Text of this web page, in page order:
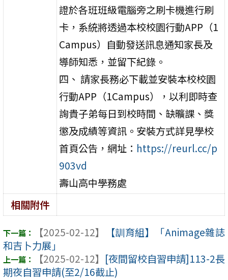
證於各班班級電腦旁之刷卡機進行刷
卡，系統將透過本校校園行動APP（1
Campus）自動發送訊息通知家長及
導師知悉，並留下紀錄。
四、 請家長務必下載並安裝本校校園
行動APP（1Campus），以利即時查
詢貴子弟每日到校時間、缺曠課、獎
懲及成績等資訊。安裝方式詳見學校
首頁公告，網址： https://reurl.cc/p
903vd
壽山高中學務處
相關附件
【2025-02-12】
【訓育組】「Animage雜誌
和吉卜力展」
【2025-02-12】 [夜間留校自習申請]113-2長
期夜自習申請(至2/16截止)